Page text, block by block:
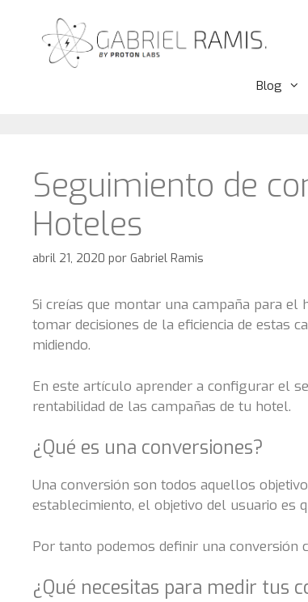
contenido
Blog
Seguimiento de
Hoteles
abril 21, 2020 por Gabriel Ramis
Si creías que montar una campaña para
tomar decisiones de la eficiencia de estas
midiendo.
En este artículo aprender a configurar el
rentabilidad de las campañas de tu hotel.
¿Qué es una conversiones?
Una conversión son todos aquellos
establecimiento, el objetivo del usuario es
Por tanto podemos definir una conversión
¿Qué necesitas para medir tus